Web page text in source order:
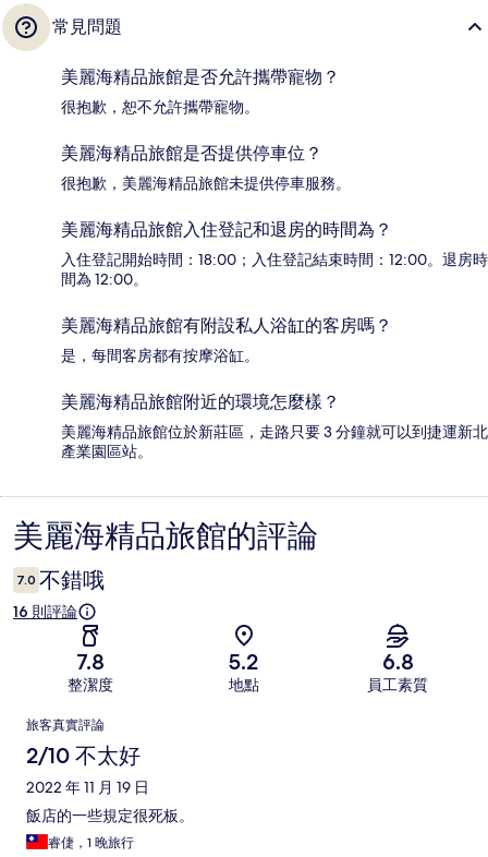
常見問題
美麗海精品旅館是否允許攜帶寵物？
很抱歉，恕不允許攜帶寵物。
美麗海精品旅館是否提供停車位？
很抱歉，美麗海精品旅館未提供停車服務。
美麗海精品旅館入住登記和退房的時間為？
入住登記開始時間：18:00；入住登記結束時間：12:00。退房時
間為 12:00。
美麗海精品旅館有附設私人浴缸的客房嗎？
是，每間客房都有按摩浴缸。
美麗海精品旅館附近的環境怎麼樣？
美麗海精品旅館位於新莊區，走路只要 3 分鐘就可以到捷運新北
產業園區站。
評
論
美麗海精品旅館的評論
7.0 不錯哦
16 則評論
7.8
整潔度
5.2
地點
6.8
員工素質
評
論
旅客真實評論
2/10 不太好
2022 年 11 月 19 日
飯店的一些規定很死板。
睿倢，1 晚旅行